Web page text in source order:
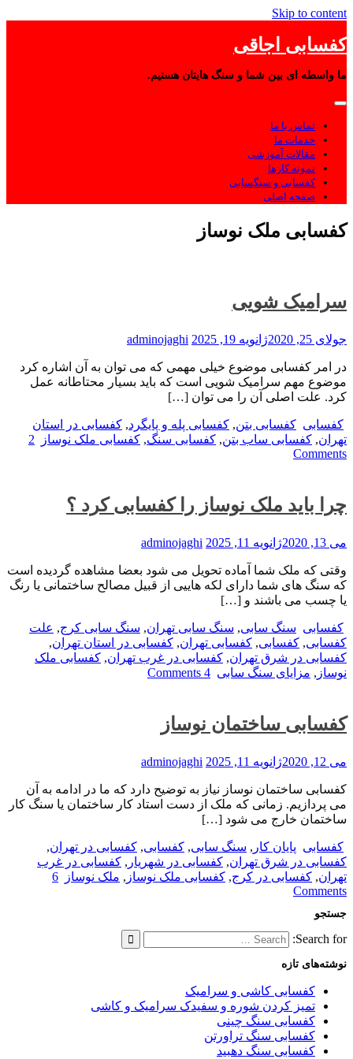
Skip to content
کفسابی اجاقی
ما واسطه ای بین شما و سنگ هایتان هستیم.
تماس با ما
خدمات ما
مقالات آموزشی
نمونه کارها
کفسابی و سنگسابی
صفحه اصلی
کفسابی ملک نوساز
سرامیک شویی
جولای 25, 2020 ژانویه 19, 2025 adminojaghi
در امر کفسابی موضوع خیلی مهمی که می توان به آن اشاره کرد
موضوع مهم سرامیک شویی است که باید بسیار محتاطانه عمل
کرد. علت اصلی آن را می توان […]
کفسابی کفسابی بتن, کفسابی پله و پایگرد, کفسابی در استان
تهران, کفسابی ساب بتن, کفسابی سنگ, کفسابی ملک نوساز
2
Comments
چرا باید ملک نوساز را کفسابی کرد ؟
می 13, 2020 ژانویه 11, 2025 adminojaghi
وقتی که ملک شما آماده تحویل می شود بعضا مشاهده گردیده است
که سنگ های شما دارای لکه هاییی از قبیل مصالح ساختمانی یا رنگ
یا چسب می باشند و […]
کفسابی سنگ سابی, سنگ سابی تهران, سنگ سابی کرج, علت
کفسابی, کفسابی, کفسابی تهران, کفسابی در استان تهران,
کفسابی در شرق تهران, کفسابی در غرب تهران, کفسابی ملک
نوساز , مزایای سنگ سابی 4 Comments
کفسابی ساختمان نوساز
می 12, 2020 ژانویه 11, 2025 adminojaghi
کفسابی ساختمان نوساز نیاز به توضیح دارد که ما در ادامه به آن
می پردازیم. زمانی که ملک از دست استاد کار ساختمان یا سنگ کار
ساختمان خارج می شود […]
کفسابی پایان کار , سنگ سابی, کفسابی, کفسابی در تهران,
کفسابی در شرق تهران, کفسابی در شهریار , کفسابی در غرب
تهران, کفسابی در کرج, کفسابی ملک نوساز , ملک نوساز
6
Comments
جستجو
Search for:
نوشته‌های تازه
کفسابی کاشی و سرامیک
تمیز کردن شوره و سفیدک سرامیک و کاشی
کفسابی سنگ چینی
کفسابی سنگ تراورتن
کفسابی سنگ دهبید